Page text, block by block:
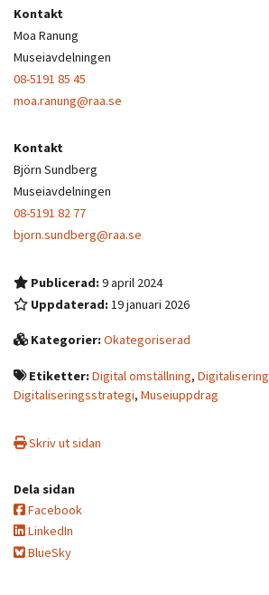
Kontakt
Moa Ranung
Museiavdelningen
08-5191 85 45
moa.ranung@raa.se
Kontakt
Björn Sundberg
Museiavdelningen
08-5191 82 77
bjorn.sundberg@raa.se
Publicerad:9 april 2024
Uppdaterad: 19 januari 2026
Kategorier:Okategoriserad
Etiketter:Digital omställning, Digitalisering
Digitaliseringsstrategi, Museiuppdrag
Skriv ut sidan
Dela sidan
Facebook
LinkedIn
BlueSky